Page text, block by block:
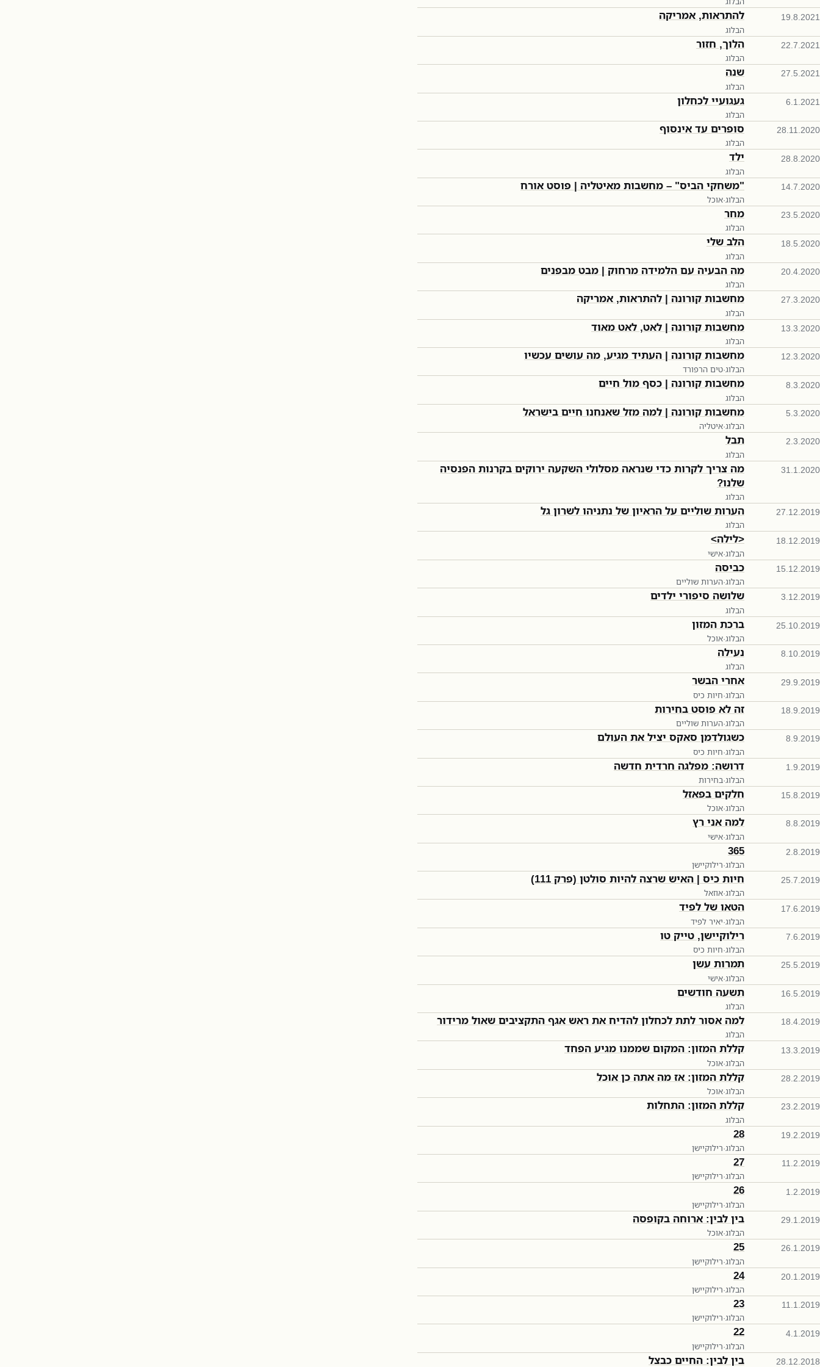
19.8.2021 להתראות, אמריקה
הבלוג
22.7.2021 הלוך, חזור
הבלוג
27.5.2021 שנה
הבלוג
6.1.2021 געגועיי לכחלון
הבלוג
28.11.2020 סופרים עד אינסוף
הבלוג
28.8.2020 ילד
הבלוג
14.7.2020 "משחקי הביס" – מחשבות מאיטליה | פוסט אורח
הבלוג·אוכל
23.5.2020 מחר
הבלוג
18.5.2020 הלב שלי
הבלוג
20.4.2020 מה הבעיה עם הלמידה מרחוק | מבט מבפנים
הבלוג
27.3.2020 מחשבות קורונה | להתראות, אמריקה
הבלוג
13.3.2020 מחשבות קורונה | לאט, לאט מאוד
הבלוג
12.3.2020 מחשבות קורונה | העתיד מגיע, מה עושים עכשיו
הבלוג·טים הרפורד
8.3.2020 מחשבות קורונה | כסף מול חיים
הבלוג
5.3.2020 מחשבות קורונה | למה מזל שאנחנו חיים בישראל
הבלוג·איטליה
2.3.2020 תבל
הבלוג
31.1.2020
מה צריך לקרות כדי שנראה מסלולי השקעה ירוקים בקרנות הפנסיה
שלנו?
הבלוג
27.12.2019 הערות שוליים על הראיון של נתניהו לשרון גל
הבלוג
18.12.2019 <לילה>
הבלוג·אישי
15.12.2019 כביסה
הבלוג·הערות שוליים
3.12.2019 שלושה סיפורי ילדים
הבלוג
25.10.2019 ברכת המזון
הבלוג·אוכל
8.10.2019 נעילה
הבלוג
29.9.2019 אחרי הבשר
הבלוג·חיות כיס
18.9.2019 זה לא פוסט בחירות
הבלוג·הערות שוליים
8.9.2019 כשגולדמן סאקס יציל את העולם
הבלוג·חיות כיס
1.9.2019 דרושה: מפלגה חרדית חדשה
הבלוג·בחירות
15.8.2019 חלקים בפאזל
הבלוג·אוכל
8.8.2019 למה אני רץ
הבלוג·אישי
2.8.2019
365
הבלוג·רילוקיישן
25.7.2019 חיות כיס | האיש שרצה להיות סולטן (פרק 111)
הבלוג·אוזאל
17.6.2019 הטאו של לפיד
הבלוג·יאיר לפיד
7.6.2019 רילוקיישן, טייק טו
הבלוג·חיות כיס
25.5.2019 תמרות עשן
הבלוג·אישי
16.5.2019 תשעה חודשים
הבלוג
18.4.2019 למה אסור לתת לכחלון להדיח את ראש אגף התקציבים שאול מרידור
הבלוג
13.3.2019 קללת המזון: המקום שממנו מגיע הפחד
הבלוג·אוכל
28.2.2019 קללת המזון: אז מה אתה כן אוכל
הבלוג·אוכל
23.2.2019 קללת המזון: התחלות
הבלוג
19.2.2019
28
הבלוג·רילוקיישן
11.2.2019
27
הבלוג·רילוקיישן
1.2.2019
26
הבלוג·רילוקיישן
29.1.2019 בין לבין: ארוחה בקופסה
הבלוג·אוכל
26.1.2019
25
הבלוג·רילוקיישן
20.1.2019
24
הבלוג·רילוקיישן
11.1.2019
23
הבלוג·רילוקיישן
4.1.2019
22
הבלוג·רילוקיישן
28.12.2018 בין לבין: החיים כבצל